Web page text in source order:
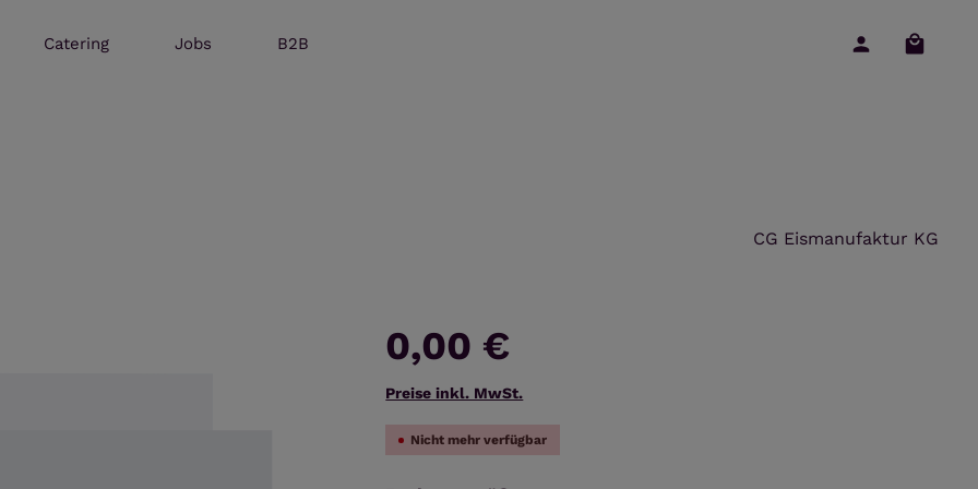
Catering Jobs B2B
CG Eismanufaktur KG
0,00 €
Preise inkl. MwSt.
Nicht mehr verfügbar